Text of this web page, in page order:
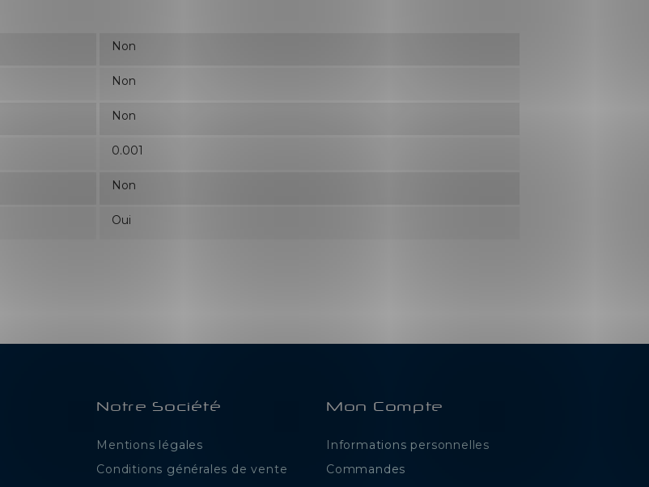
Non
Non
Non
0.001
Non
Oui
Notre Société
Mentions légales
Conditions générales de vente
Mon Compte
Informations personnelles
Commandes